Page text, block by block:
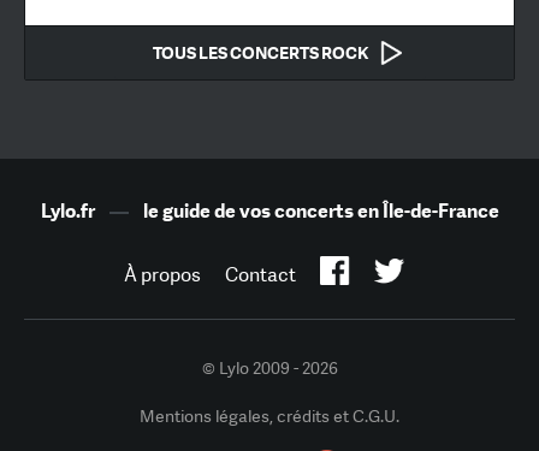
TOUS LES CONCERTS ROCK
Lylo.fr— le guide de vos concerts en Île-de-France
À propos Contact
© Lylo 2009 - 2026
Mentions légales, crédits et C.G.U.